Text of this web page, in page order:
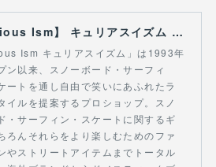
【Curious Ism】 キュリアスイズム l スノーボードショップ サーフショップ 福島県 会津若松市 郡山市 通販
Ism キュリアスイズム」は1993年
ン以来、スノーボード・サーフィ
ートを通し自由で笑いにあふれたラ
イルを提案するプロショップ。スノ
・サーフィン・スケートに関するギ
ろんそれらをより楽しむためのファ
やストリートアイテムまでトータル